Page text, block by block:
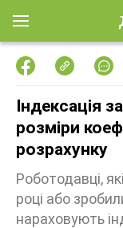
Індексація
розміри
розрахунку
Роботодавці,
році або
нараховують